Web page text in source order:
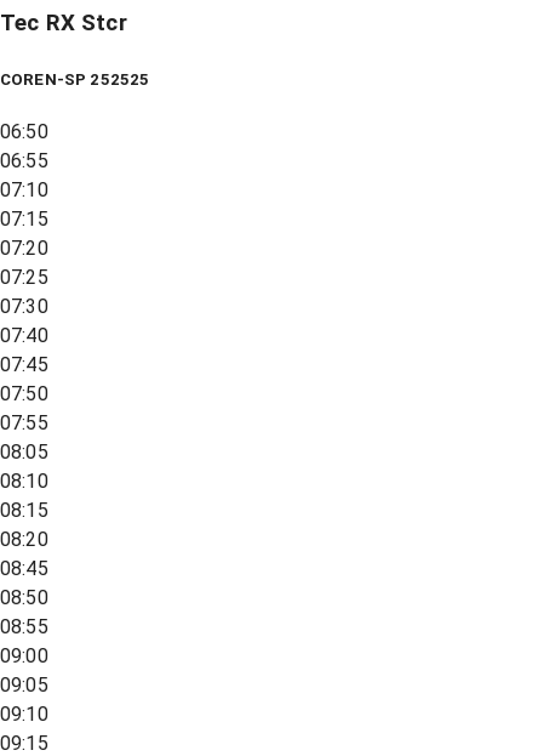
Tec RX Stcr
COREN-SP 252525
06:50
06:55
07:10
07:15
07:20
07:25
07:30
07:40
07:45
07:50
07:55
08:05
08:10
08:15
08:20
08:45
08:50
08:55
09:00
09:05
09:10
09:15